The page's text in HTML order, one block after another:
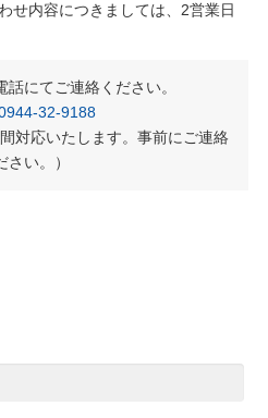
せ内容につきましては、2営業日
にてご連絡ください。
32-9188
対応いたします。事前にご連絡
さい。）